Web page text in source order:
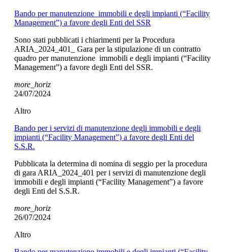
Bando per manutenzione immobili e degli impianti (“Facility
Management”) a favore degli Enti del SSR
Sono stati pubblicati i chiarimenti per la Procedura
ARIA_2024_401_ Gara per la stipulazione di un contratto
quadro per manutenzione immobili e degli impianti (“Facility
Management”) a favore degli Enti del SSR.
more_horiz
24/07/2024
Altro
Bando per i servizi di manutenzione degli immobili e degli
impianti (“Facility Management”) a favore degli Enti del
S.S.R.
Pubblicata la determina di nomina di seggio per la procedura
di gara ARIA_2024_401 per i servizi di manutenzione degli
immobili e degli impianti (“Facility Management”) a favore
degli Enti del S.S.R.
more_horiz
26/07/2024
Altro